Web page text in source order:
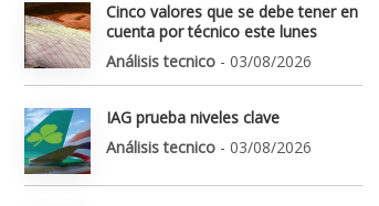
Cinco valores que se debe tener en
cuenta por técnico este lunes
Análisis tecnico - 03/08/2026
IAG prueba niveles clave
Análisis tecnico - 03/08/2026